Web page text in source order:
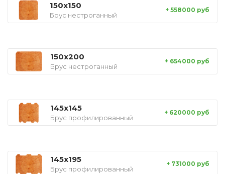
150x150
Брус нестроганный
+ 558000 руб
150x200
Брус нестроганный
+ 654000 руб
145x145
Брус профилированный
+ 620000 руб
145x195
Брус профилированный
+ 731000 руб